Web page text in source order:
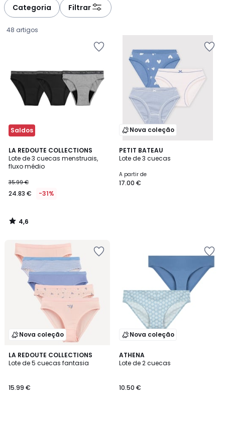
Categoria Filtrar
48 artigos
Saldos
LA REDOUTE COLLECTIONS
Lote de 3 cuecas menstruais,
fluxo médio
€
em
de
35.99
31%
de
desconto
aplicado.
35.99 €
24.83 € -31%
4,6
/ 5
4,6
/
Nova coleção
PETIT BATEAU
Lote de 3 cuecas
A partir de
17.00 €
Nova coleção
LA REDOUTE COLLECTIONS
Lote de 5 cuecas fantasia
15.99 €
Nova coleção
ATHENA
Lote de 2 cuecas
10.50 €